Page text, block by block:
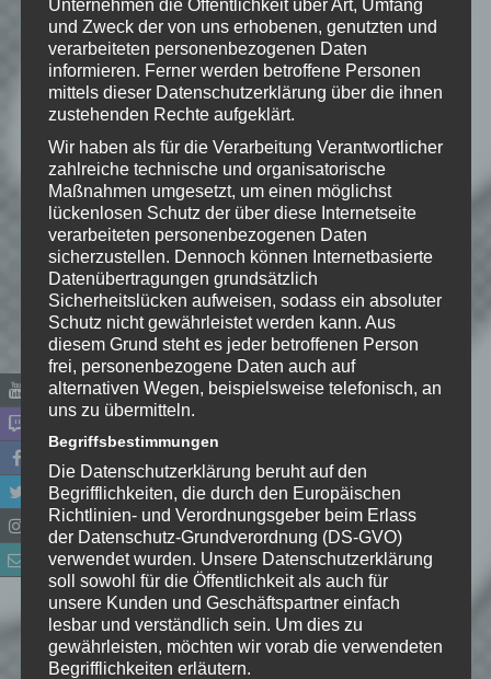
Wie gefällt dir dieser Beitrag?
Klicke hier und lasse
eine Bewertung da!
Schreibe einen Kommentar
Deine E-Mail-Adresse wird nicht
veröffentlicht. Erforderliche Felder
sind mit*markiert
Kommentar *
Name*
E-Mail-Adresse *
Unternehmen die Öffentlichkeit über Art, Umfang
und Zweck der von uns erhobenen, genutzten und
verarbeiteten personenbezogenen Daten
informieren. Ferner werden betroffene Personen
mittels dieser Datenschutzerklärung über die ihnen
zustehenden Rechte aufgeklärt.
Wir haben als für die Verarbeitung Verantwortlicher
zahlreiche technische und organisatorische
Maßnahmen umgesetzt, um einen möglichst
lückenlosen Schutz der über diese Internetseite
verarbeiteten personenbezogenen Daten
sicherzustellen. Dennoch können Internetbasierte
Datenübertragungen grundsätzlich
Sicherheitslücken aufweisen, sodass ein absoluter
Schutz nicht gewährleistet werden kann. Aus
diesem Grund steht es jeder betroffenen Person
frei, personenbezogene Daten auch auf
alternativen Wegen, beispielsweise telefonisch, an
uns zu übermitteln.
Begriffsbestimmungen
Die Datenschutzerklärung beruht auf den
Begrifflichkeiten, die durch den Europäischen
Richtlinien- und Verordnungsgeber beim Erlass
der Datenschutz-Grundverordnung (DS-GVO)
verwendet wurden. Unsere Datenschutzerklärung
soll sowohl für die Öffentlichkeit als auch für
unsere Kunden und Geschäftspartner einfach
lesbar und verständlich sein. Um dies zu
gewährleisten, möchten wir vorab die verwendeten
Begrifflichkeiten erläutern.